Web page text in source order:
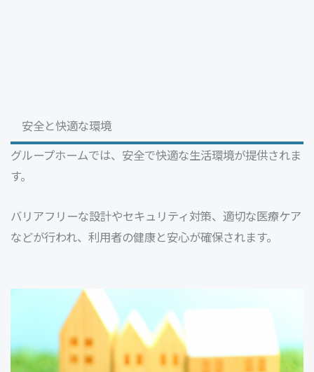
安全と快適な環境
グループホームでは、安全で快適な生活環境が提供されま
す。
バリアフリーな設計やセキュリティ対策、適切な医療ケア
などが行われ、利用者の健康と安心が確保されます。